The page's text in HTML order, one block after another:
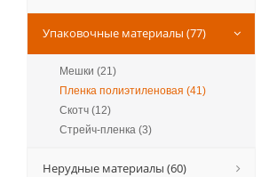
Упаковочные материалы (77)
Мешки (21)
Пленка полиэтиленовая (41)
Скотч (12)
Стрейч-пленка (3)
Нерудные материалы (60)